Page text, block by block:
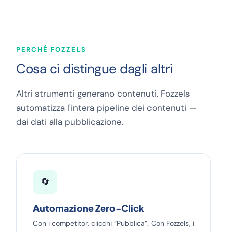
PERCHÉ FOZZELS
Cosa ci distingue dagli altri
Altri strumenti generano contenuti. Fozzels
automatizza l'intera pipeline dei contenuti —
dai dati alla pubblicazione.
🔄
Automazione Zero-Click
Con i competitor, clicchi “Pubblica”. Con Fozzels, i